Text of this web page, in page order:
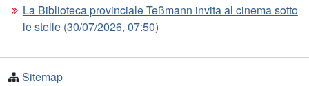
La Biblioteca provinciale Teßmann invita al cinema sotto
le stelle (30/07/2026, 07:50)
Sitemap